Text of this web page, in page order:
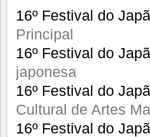
16º Festival do
Principal
16º Festival do
japonesa
16º Festival do
Cultural de Artes
16º Festival do